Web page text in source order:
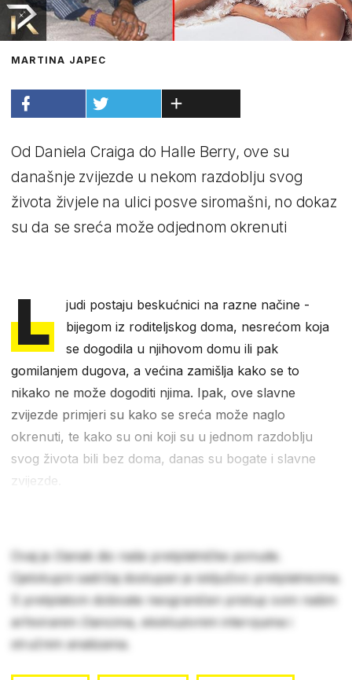
MARTINA JAPEC
Od Daniela Craiga do Halle Berry, ove su
današnje zvijezde u nekom razdoblju svog
života živjele na ulici posve siromašni, no dokaz
su da se sreća može odjednom okrenuti
L
judi postaju beskućnici na razne načine -
bijegom iz roditeljskog doma, nesrećom koja
se dogodila u njihovom domu ili pak
gomilanjem dugova, a većina zamišlja kako se to
nikako ne može dogoditi njima. Ipak, ove slavne
zvijezde primjeri su kako se sreća može naglo
okrenuti, te kako su oni koji su u jednom razdoblju
svog života bili bez doma, danas su bogate i slavne
zvijezde.
Ovaj je članak dio naše pretplatničke ponude.
Cjelokupni sadržaj dostupan je isključivo pretplatnicima.
S pretplatom dobivate neograničen pristup svim našim
arhiviranim člancima, ekskluzivnim intervjuima i
stručnim analizama.